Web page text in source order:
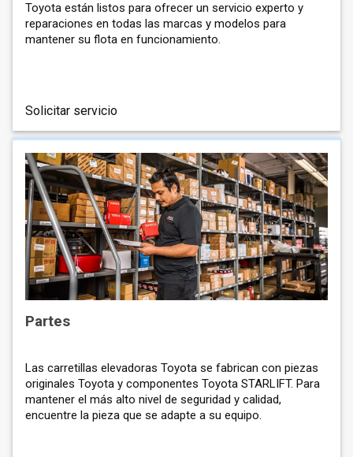
Toyota están listos para ofrecer un servicio experto y
reparaciones en todas las marcas y modelos para
mantener su flota en funcionamiento.
Solicitar servicio
Partes
Las carretillas elevadoras Toyota se fabrican con piezas
originales Toyota y componentes Toyota STARLIFT. Para
mantener el más alto nivel de seguridad y calidad,
encuentre la pieza que se adapte a su equipo.